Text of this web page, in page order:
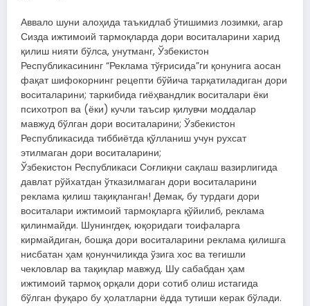
Аввало шуни алоҳида таъкидлаб ўтишимиз лозимки, агар
Сизда ижтимоий тармоқларда дори воситаларини харид
қилиш нияти бўлса, унутманг, Ўзбекистон
Республикасининг “Реклама тўғрисида”ги қонунига аосан
фақат шифокорнинг рецепти бўйича тарқатиладиган дори
воситаларини; таркибида гиёҳвандлик воситалари ёки
психотроп ва (ёки) кучли таъсир қилувчи моддалар
мавжуд бўлган дори воситаларини; Ўзбекистон
Республикасида тиббиётда қўлланиш учун рухсат
этилмаган дори воситаларини;
Ўзбекистон Республикаси Соғлиқни сақлаш вазирлигида
давлат рўйхатдан ўтказилмаган дори воситаларини
реклама қилиш тақиқланган! Демак, бу турдаги дори
воситалари ижтимоий тармоқларга қўйилиб, реклама
қилинмайди. Шунингдек, юқоридаги тоифаларга
кирмайдиган, бошқа дори воситаларини реклама қилишга
нисбатан ҳам қонунчиликда ўзига хос ва тегишли
чекловлар ва тақиқлар мавжуд. Шу сабабдан ҳам
ижтимоий тармоқ орқали дори сотиб олиш истагида
бўлган фуқаро бу ҳолатларни ёдда тутиши керак бўлади.